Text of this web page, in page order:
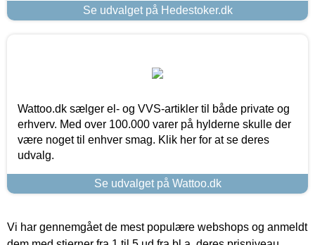
Se udvalget på Hedestoker.dk
Wattoo.dk sælger el- og VVS-artikler til både private og
erhverv. Med over 100.000 varer på hylderne skulle der
være noget til enhver smag. Klik her for at se deres
udvalg.
Se udvalget på Wattoo.dk
Vi har gennemgået de mest populære webshops og anmeldt